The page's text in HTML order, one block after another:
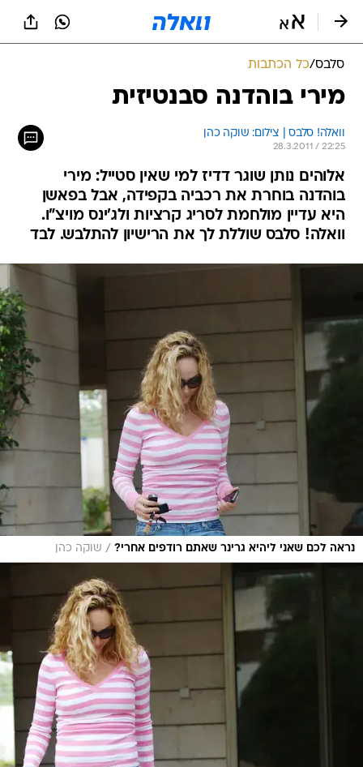
סלבס/כל הכתבות
מירי בוהדנה סבנטיזית
וואלה! סלבס | צילום: שוקה כהן
28.3.2011 / 22:25
אלוהים נותן שוגר דדיז למי שאין סטייל: מירי
בוהדנה בוחרת את רכביה בקפידה, אבל בפאשן
היא עדיין מולחמת לסריג קרציות ולג'ינס מויצ"ו.
וואלה! סלבס שוללת לך את הרישיון להתלבש. לבד
נראה לכם שאני ליהיא גרינר שאתם רודפים אחרי? / שוקה כהן